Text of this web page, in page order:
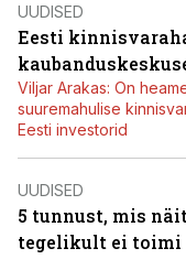
UUDISED
Eesti
Viljar Arakas: On
suuremahulise
Eesti investorid
UUDISED
5 tunnust, mis
tegelikult ei toimi